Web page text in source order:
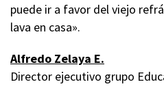
puede ir a favor del viejo
lava en casa».
Alfredo Zelaya E.
Director ejecutivo grupo